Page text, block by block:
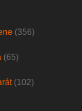
(356)
(65)
(102)